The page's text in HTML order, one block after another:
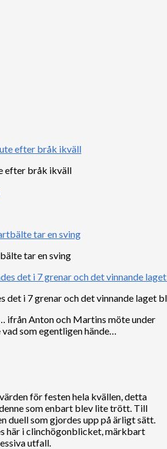
efter bråk ikväll
tar en sving
det i 7 grenar och det vinnande laget
ifrån Anton och Martins möte under
vad som egentligen hände…
för festen hela kvällen, detta
som enbart blev lite trött. Till
duell som gjordes upp på ärligt sätt.
här i clinchögonblicket, märkbart
utfall.